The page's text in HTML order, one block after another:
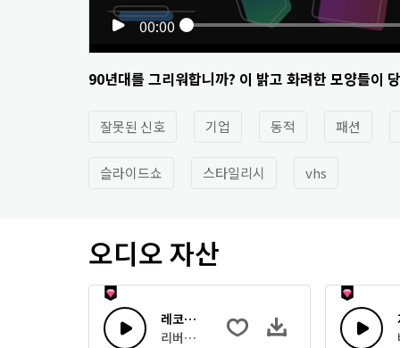
00:00
90년대를 그리워합니까? 이 밝고 화려한 모양들이
잘못된 신호 기업 동적 패션
슬라이드쇼 스타일리시 vhs
오디오 자산
레코드 되감기 02
리버스 레코드